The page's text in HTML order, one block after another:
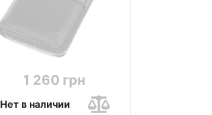
1 260 грн
Нет в наличии